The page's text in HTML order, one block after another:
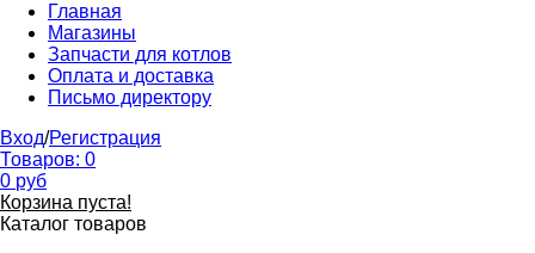
Главная
Магазины
Запчасти для котлов
Оплата и доставка
Письмо директору
Вход/Регистрация
Товаров: 0
0 руб
Корзина пуста!
Каталог товаров